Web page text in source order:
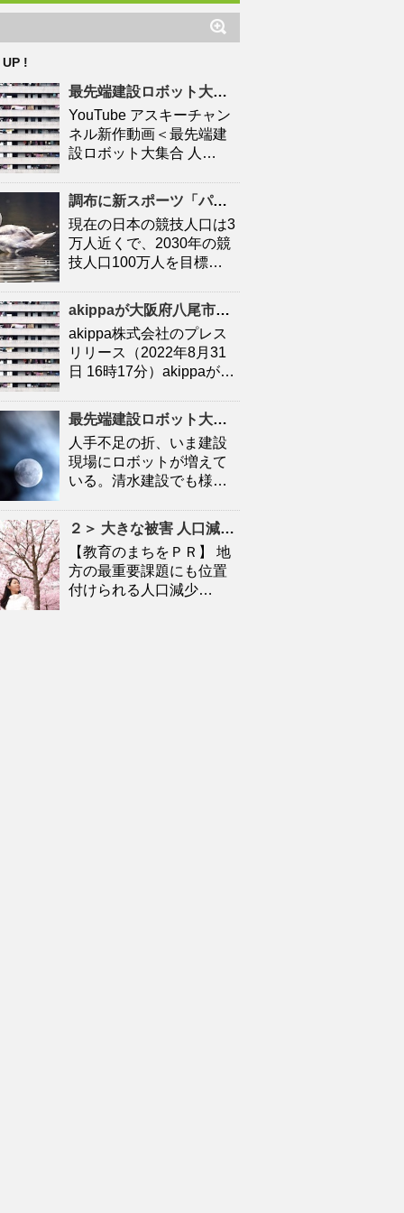
!
最先端建設ロボット大集合
YouTube アスキーチャン
ネル新作動画＜最先端建
設ロボット大集合 人…
調布に新スポーツ「パデル」施設 「キャプテン翼」高橋陽一さん手がける – 調布経済新聞
現在の日本の競技人口は3
万人近くで、2030年の競
技人口100万人を目標…
akippaが大阪府八尾市と連携協定を締結！駐車場シェアを活かしたにぎわいの創出と関係
akippa株式会社のプレス
リリース（2022年8月31
日 16時17分）akippaが…
最先端建設ロボット大集合
人手不足の折、いま建設
現場にロボットが増えて
いる。清水建設でも様…
２＞ 大きな被害 人口 減に拍車 「教育のまち」で移住促進｜特集 – 苫小牧民報
【教育のまちをＰＲ】 地
方の最重要課題にも位置
付けられる人口減少…